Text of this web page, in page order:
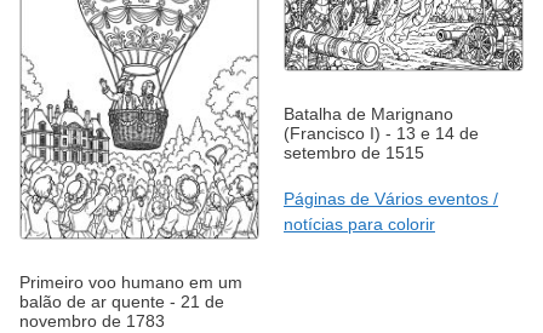
Primeiro voo humano em um
balão de ar quente - 21 de
novembro de 1783
Batalha de Marignano
(Francisco I) - 13 e 14 de
setembro de 1515
Páginas de Vários eventos /
notícias para colorir